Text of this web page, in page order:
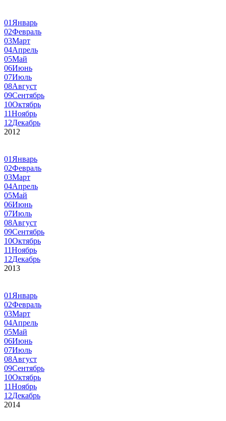
01 Январь
02Февраль
03Март
04Апрель
05Май
06Июнь
07Июль
08Август
09Сентябрь
10Октябрь
11Ноябрь
12Декабрь
2012
01 Январь
02Февраль
03Март
04Апрель
05Май
06Июнь
07Июль
08Август
09Сентябрь
10Октябрь
11Ноябрь
12Декабрь
2013
01 Январь
02Февраль
03Март
04Апрель
05Май
06Июнь
07Июль
08Август
09Сентябрь
10Октябрь
11Ноябрь
12Декабрь
2014